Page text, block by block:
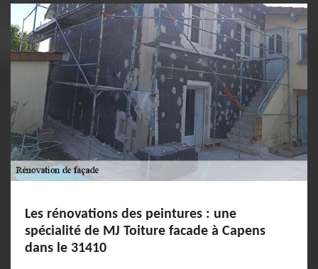
Les rénovations des peintures : une
spécialité de MJ Toiture facade à Capens
dans le 31410